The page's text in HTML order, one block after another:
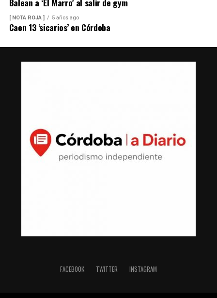
[ NOTA ROJA ] 5 años ago
Caen 13 ‘sicarios’ en Córdoba
FACEBOOK TWITTER INSTAGRAM